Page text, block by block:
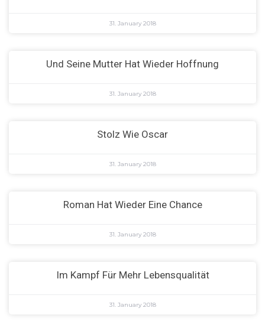
31. January 2018
Und Seine Mutter Hat Wieder Hoffnung
31. January 2018
Stolz Wie Oscar
31. January 2018
Roman Hat Wieder Eine Chance
31. January 2018
Im Kampf Für Mehr Lebensqualität
31. January 2018